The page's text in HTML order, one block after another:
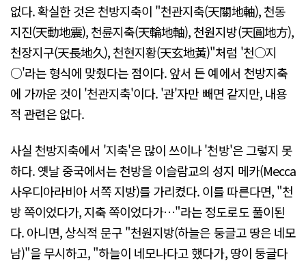
없다. 확실한 것은 천방지축이 "천관지축(天關地軸), 천동
지진(天動地震), 천륜지축(天輪地軸), 천원지방(天圓地方),
천장지구(天長地久), 천현지황(天玄地黃)"처럼 '천○지
○'라는 형식에 맞췄다는 점이다. 앞서 든 예에서 천방지축
에 가까운 것이 '천관지축'이다. '관'자만 빼면 같지만, 내용
적 관련은 없다.
사실 천방지축에서 '지축'은 많이 쓰이나 '천방'은 그렇지 못
하다. 옛날 중국에서는 천방을 이슬람교의 성지 메카(Mecca
사우디아라비아 서쪽 지방)를 가리켰다. 이를 따른다면, "천
방 쪽이었다가, 지축 쪽이었다가…"라는 정도로도 풀이된
다. 아니면, 상식적 문구 "천원지방(하늘은 둥글고 땅은 네모
남)"을 무시하고, "하늘이 네모나다고 했다가, 땅이 둥글다